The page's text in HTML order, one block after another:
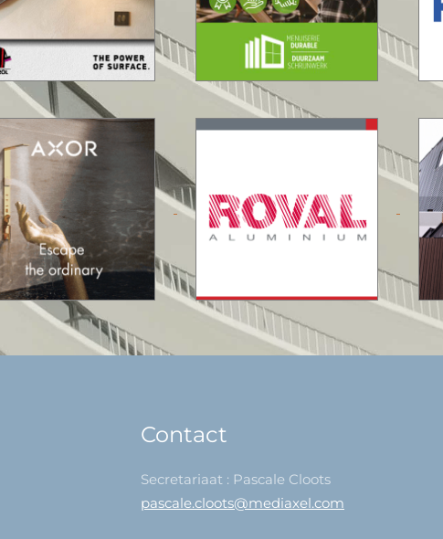
Contact
Secretariaat : Pascale Cloots
pascale.cloots@mediaxel.com